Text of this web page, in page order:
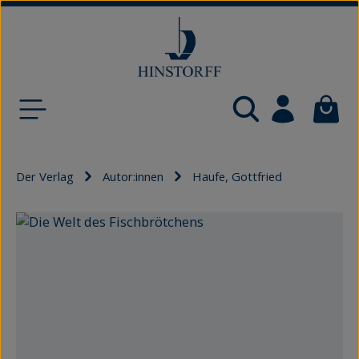
Der Verlag Autor:innen Haufe, Gottfried
Bildergalerie überspringen